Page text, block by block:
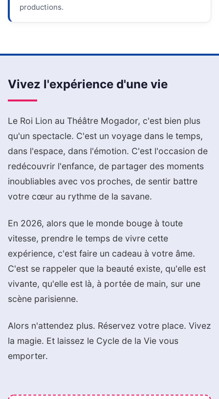
productions.
Vivez l'expérience d'une vie
Le Roi Lion au Théâtre Mogador, c'est bien plus
qu'un spectacle. C'est un voyage dans le temps,
dans l'espace, dans l'émotion. C'est l'occasion de
redécouvrir l'enfance, de partager des moments
inoubliables avec vos proches, de sentir battre
votre cœur au rythme de la savane.
En 2026, alors que le monde bouge à toute
vitesse, prendre le temps de vivre cette
expérience, c'est faire un cadeau à votre âme.
C'est se rappeler que la beauté existe, qu'elle est
vivante, qu'elle est là, à portée de main, sur une
scène parisienne.
Alors n'attendez plus. Réservez votre place. Vivez
la magie. Et laissez le Cycle de la Vie vous
emporter.